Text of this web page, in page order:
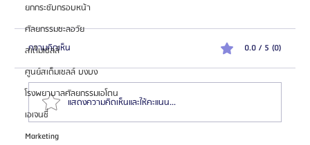
ยกกระชับกรอบหน้า
ศัลยกรรมชะลอวัย
สเต็มเซลล์
ศูนย์สเต็มเซลล์ บงบง
โรงพยาบาลศัลยกรรมเอโตน
เอเจนซี่
Marketing
ความคิดเห็น 0.0 / 5 (0)
แสดงความคิดเห็นและให้คะแนน...